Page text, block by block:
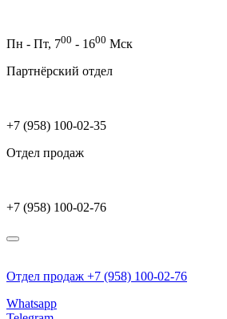
Пн - Пт, 700 - 1600 Мск
Партнёрский отдел
+7 (958) 100-02-35
Отдел продаж
+7 (958) 100-02-76
Отдел продаж +7 (958) 100-02-76
Whatsapp